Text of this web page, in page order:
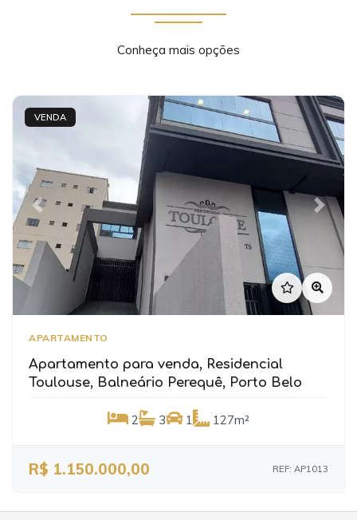
Conheça mais opções
VENDA
Previous Next
APARTAMENTO
Apartamento para venda, Residencial
Toulouse, Balneário Perequê, Porto Belo
2 3 1 127m²
R$ 1.150.000,00 REF: AP1013